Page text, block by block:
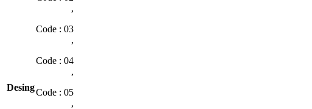
Desing
,
Code : 03
,
Code : 04
,
Code : 05
,